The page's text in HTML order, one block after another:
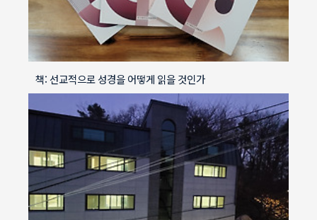
책: 선교적으로 성경을 어떻게 읽을 것인가